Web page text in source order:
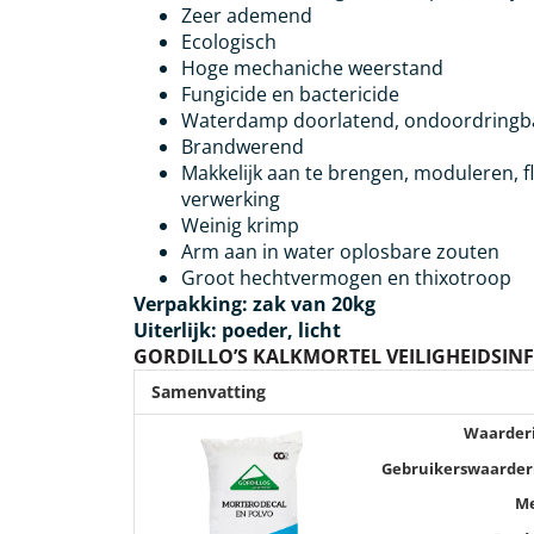
Zeer ademend
Ecologisch
Hoge mechaniche weerstand
Fungicide en bactericide
Waterdamp doorlatend,
Brandwerend
Makkelijk aan te brengen, moduleren,
verwerking
Weinig krimp
Arm aan in water oplosbare zouten
Groot hechtvermogen en thixotroop
Verpakking: zak van 20kg
Uiterlijk: poeder, licht
GORDILLO’S KALKMORTEL
Samenvatting